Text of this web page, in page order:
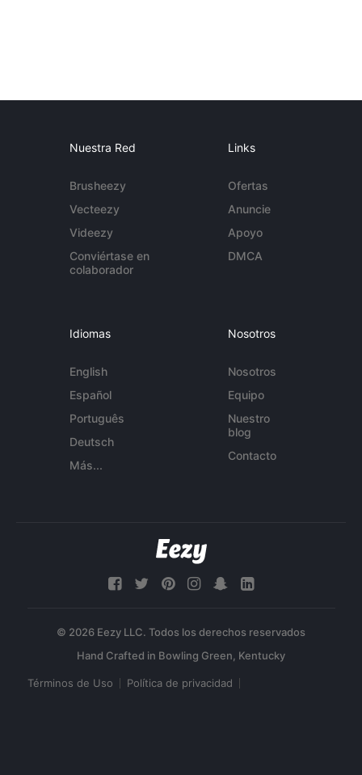
Nuestra Red
Brusheezy
Vecteezy
Videezy
Conviértase en
colaborador
Links
Ofertas
Anuncie
Apoyo
DMCA
Idiomas
English
Español
Português
Deutsch
Más...
Nosotros
Nosotros
Equipo
Nuestro
blog
Contacto
© 2026 Eezy LLC. Todos los derechos reservados
Términos de Uso Política de privacidad